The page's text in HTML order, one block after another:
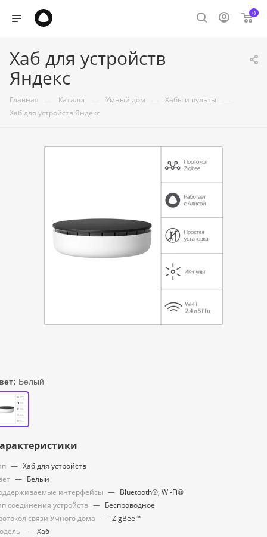
0
Хаб для устройств
Яндекс
Главная — Каталог — Умный дом — Хабы и пульты —
Хаб для устройств Яндекс
Белый
— Хаб для устройств
— Белый
интерфейсы — Bluetooth®, Wi-Fi®
соединения устройств — Беспроводное
связи Умного дома — ZigBee™
— Хаб